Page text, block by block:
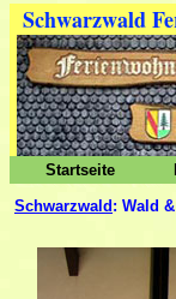
Schwarzwald
Startseite
Schwarzwald : Wald